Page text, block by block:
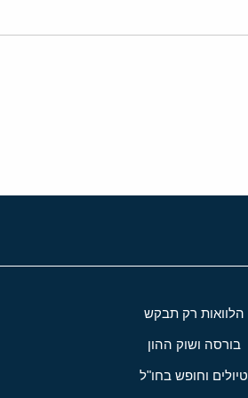
הלוואות רק תבקש
בורסה ושוק ההון
טיולים וחופש בחו"ל